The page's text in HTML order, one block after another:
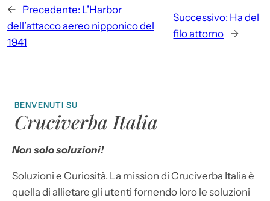
← Precedente: L’Harbor
dell’attacco aereo nipponico del
1941
Successivo: Ha del
filo attorno →
BENVENUTI SU
Cruciverba Italia
Non solo soluzioni!
Soluzioni e Curiosità. La mission di Cruciverba Italia è
quella di allietare gli utenti fornendo loro le soluzioni